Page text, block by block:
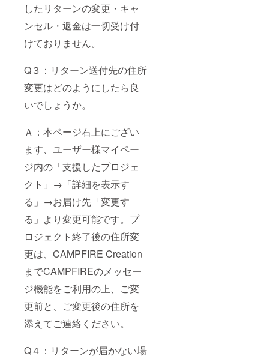
したリターンの変更・キャ
ンセル・返金は一切受け付
けておりません。
Q３：リターン送付先の住所
変更はどのようにしたら良
いでしょうか。
Ａ：本ページ右上にござい
ます、ユーザー様マイペー
ジ内の「支援したプロジェ
クト」→「詳細を表示す
る」→お届け先「変更す
る」より変更可能です。プ
ロジェクト終了後の住所変
更は、CAMPFIRE Creation
までCAMPFIREのメッセー
ジ機能をご利用の上、ご変
更前と、ご変更後の住所を
添えてご連絡ください。
Q４：リターンが届かない場